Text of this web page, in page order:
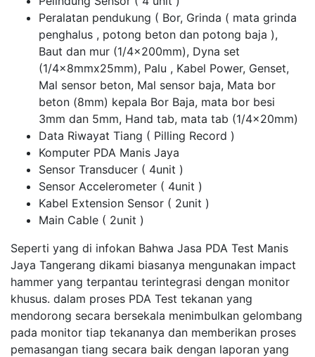
Peralatan pendukung ( Bor, Grinda ( mata grinda
penghalus , potong beton dan potong baja ),
Baut dan mur (1/4x200mm), Dyna set
(1/4x8mmx25mm), Palu , Kabel Power, Genset,
Mal sensor beton, Mal sensor baja, Mata bor
beton (8mm) kepala Bor Baja, mata bor besi
3mm dan 5mm, Hand tab, mata tab (1/4x20mm)
Data Riwayat Tiang ( Pilling Record )
Komputer PDA Manis Jaya
Sensor Transducer ( 4unit )
Sensor Accelerometer ( 4unit )
Kabel Extension Sensor ( 2unit )
Main Cable ( 2unit )
Seperti yang di infokan Bahwa Jasa PDA Test Manis
Jaya Tangerang dikami biasanya mengunakan impact
hammer yang terpantau terintegrasi dengan monitor
khusus. dalam proses PDA Test tekanan yang
mendorong secara bersekala menimbulkan gelombang
pada monitor tiap tekananya dan memberikan proses
pemasangan tiang secara baik dengan laporan yang